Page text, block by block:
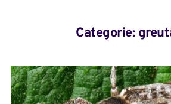
Categorie: